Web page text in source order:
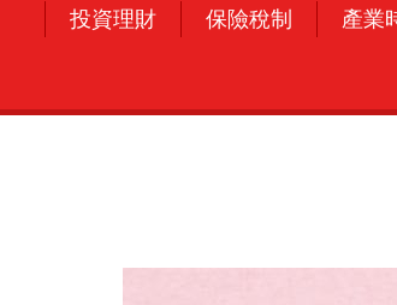
投資理財 保險稅制 產業